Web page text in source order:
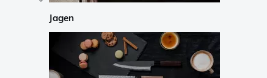
Jagen